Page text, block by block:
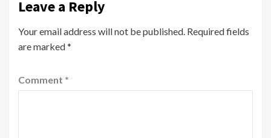
Leave a Reply
Your email address will not be published. Required fields
are marked*
Comment *